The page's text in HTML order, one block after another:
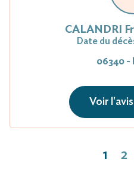
CALANDRI
Date du
06340 -
Voir
1 2